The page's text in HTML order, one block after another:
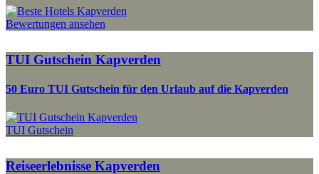
Bewertungen ansehen
TUI Gutschein Kapverden
50 Euro TUI Gutschein für den Urlaub auf die Kapverden
TUI Gutschein
Reiseerlebnisse Kapverden